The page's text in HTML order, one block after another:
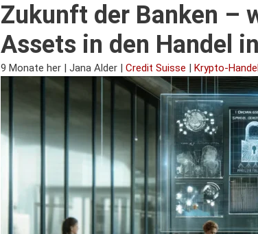
Zukunft der Banken –
Assets in den Handel
9 Monate her | Jana Alder | Credit Suisse | Krypto-